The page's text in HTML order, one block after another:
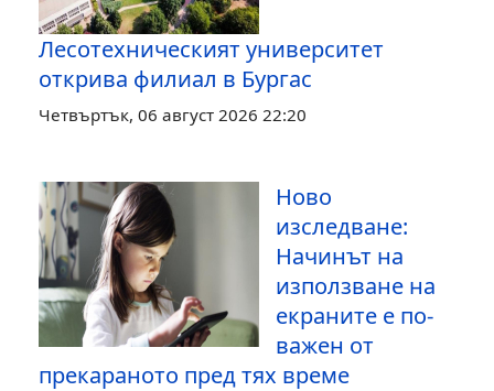
Лесотехническият университет
открива филиал в Бургас
Четвъртък, 06 август 2026 22:20
Ново
изследване:
Начинът на
използване на
екраните е по-
важен от
прекараното пред тях време